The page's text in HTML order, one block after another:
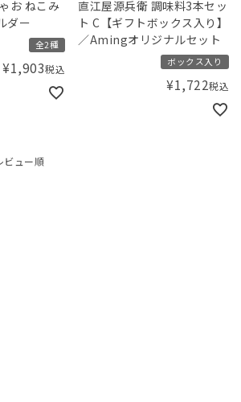
お ねこみ
ダー
全2種
¥1,903税込
直江屋源兵衛 調味料3本セッ
ト C【ギフトボックス入り】
／Amingオリジナルセット
ボックス入り
¥1,722税込
ビュー順